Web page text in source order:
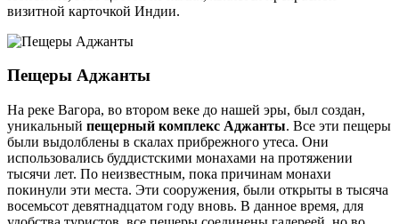
визитной карточкой Индии.
Пещеры Аджанты
На реке Вагора, во втором веке до нашей эры, был создан,
уникальный пещерный комплекс Аджанты. Все эти пещеры
были выдолблены в скалах прибрежного утеса. Они
использовались буддистскими монахами на протяжении
тысячи лет. По неизвестным, пока причинам монахи
покинули эти места. Эти сооружения, были открыты в тысяча
восемьсот девятнадцатом году вновь. В данное время, для